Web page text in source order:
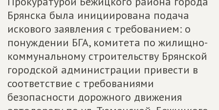
Брянска была инициирована подача
искового заявления с требованием: о
понуждении БГА, комитета по жилищно-
коммунальному строительству Брянской
городской администрации привести в
соответствие с требованиями
безопасности дорожного движения